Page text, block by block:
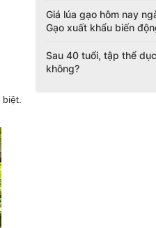
Giá lúa gạo hôm nay
Gạo xuất khẩu biến
Sau 40 tuổi, tập thể
không?